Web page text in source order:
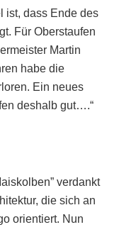
ist, dass Ende des
Für Oberstaufen
Martin
habe die
Ein neues
deshalb gut….“
verdankt
die sich an
orientiert. Nun